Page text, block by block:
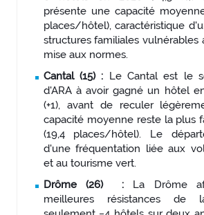
présente une capacité
places/hôtel), caractéristique
structures familiales vulnérables
mise aux normes.
Cantal (15) : Le Cantal est le
d'ARA à avoir gagné un hôtel
(+1), avant de reculer
capacité moyenne reste la plus
(19,4 places/hôtel). Le
d'une fréquentation liée aux
et au tourisme vert.
Drôme (26) : La Drôme
meilleures résistances de